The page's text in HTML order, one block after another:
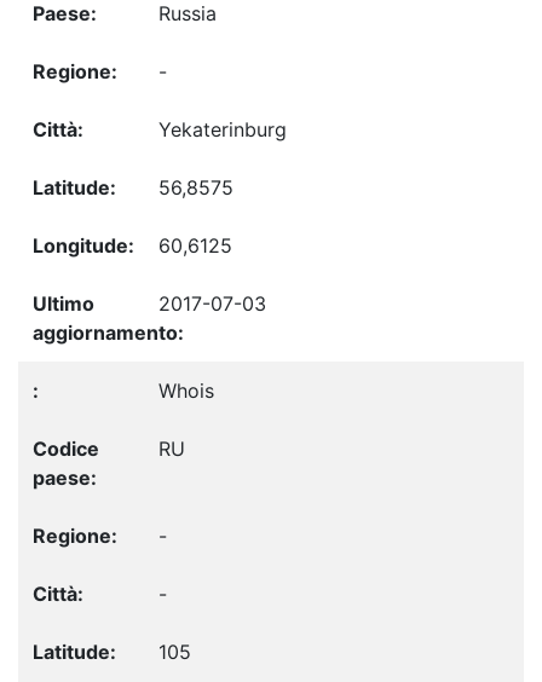
Russia
-
Yekaterinburg
56,8575
60,6125
2017-07-03
Whois
RU
-
-
105